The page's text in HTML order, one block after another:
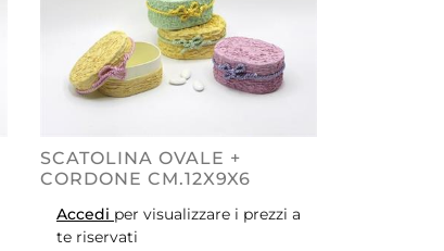
SCATOLINA OVALE +
CORDONE CM.12X9X6
Accedi per visualizzare i prezzi a
te riservati